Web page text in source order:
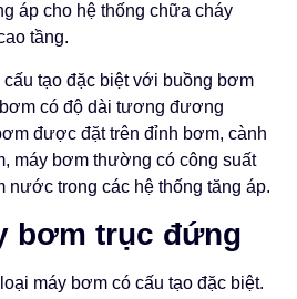
áp cho hệ thống chữa cháy
tầng.
tạo đặc biệt với buồng bơm
có độ dài tương đương
được đặt trên đỉnh bơm, cành
máy bơm thường có công suất
nước trong các hệ thống tăng áp.
bơm trục đứng
máy bơm có cấu tạo đặc biệt.